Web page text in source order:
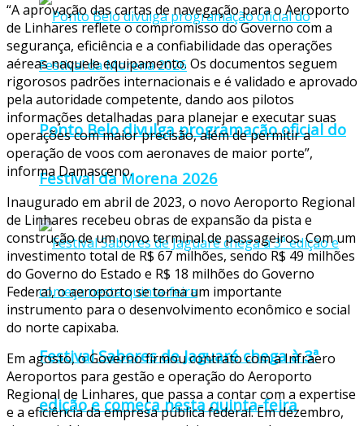
Ponto Belo divulga programação oficial do
Festival da Morena 2026
Festival Sabores de Jaguaré chega à 3ª
edição e começa nesta quinta-feira
“A aprovação das cartas de navegação para o Aeroporto
de Linhares reflete o compromisso do Governo com a
segurança, eficiência e a confiabilidade das operações
aéreas naquele equipamento. Os documentos seguem
rigorosos padrões internacionais e é validado e aprovado
pela autoridade competente, dando aos pilotos
informações detalhadas para planejar e executar suas
operações com maior precisão, além de permitir a
operação de voos com aeronaves de maior porte”,
informa Damasceno.
Inaugurado em abril de 2023, o novo Aeroporto Regional
de Linhares recebeu obras de expansão da pista e
construção de um novo terminal de passageiros. Com um
investimento total de R$ 67 milhões, sendo R$ 49 milhões
do Governo do Estado e R$ 18 milhões do Governo
Federal, o aeroporto se torna um importante
instrumento para o desenvolvimento econômico e social
do norte capixaba.
Em agosto, o Governo firmou contrato com a Infraero
Aeroportos para gestão e operação do Aeroporto
Regional de Linhares, que passa a contar com a expertise
e a eficiência da empresa pública federal. Em dezembro,